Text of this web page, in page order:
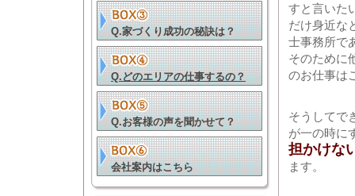
Q.家づくり成功の秘訣は？
Q.どのエリアの仕事するの？
Q.お客様の声を聞かせて？
会社案内はこちら
すと言いた
だけ身近な
士事務所で
そのために
のお仕事は
そうしてで
が一の時に
担かけな
ます。